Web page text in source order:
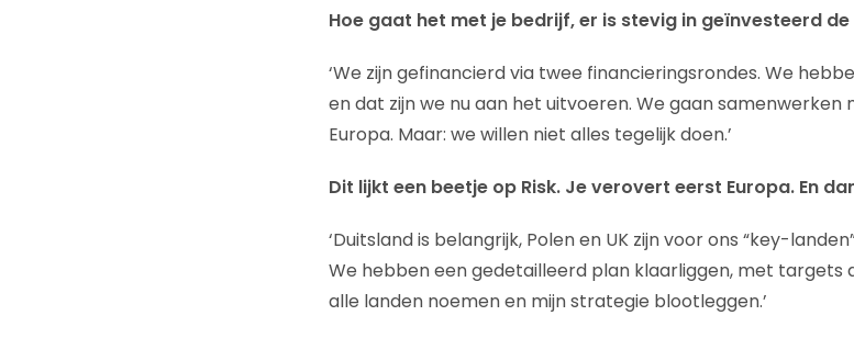
Hoe gaat het met je bedrijf, er is stevig in geïnvesteerd
‘We zijn gefinancierd via twee financieringsrondes. We
en dat zijn we nu aan het uitvoeren. We gaan
Europa. Maar: we willen niet alles tegelijk doen.’
Dit lijkt een beetje op Risk. Je verovert eerst Europa. En
‘Duitsland is belangrijk, Polen en UK zijn voor ons “key-
We hebben een gedetailleerd plan klaarliggen, met targets
alle landen noemen en mijn strategie blootleggen.’